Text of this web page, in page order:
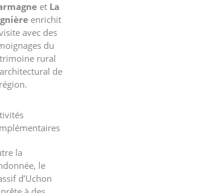
et La
enrichit
avec des
du
rural
de
la
le
d’Uchon